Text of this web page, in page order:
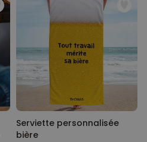
Serviette personnalisée
bière